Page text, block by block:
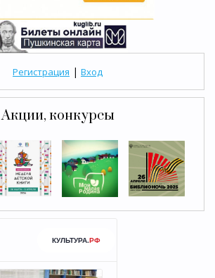
Регистрация | Вход
Акции, конкурсы